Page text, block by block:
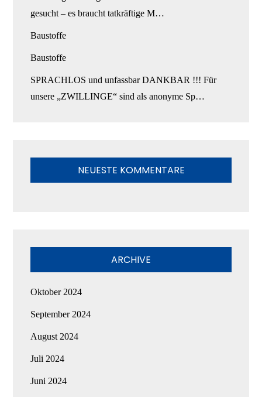
gesucht – es braucht tatkräftige M…
Baustoffe
Baustoffe
SPRACHLOS und unfassbar DANKBAR !!! Für
unsere „ZWILLINGE“ sind als anonyme Sp…
NEUESTE KOMMENTARE
ARCHIVE
Oktober 2024
September 2024
August 2024
Juli 2024
Juni 2024